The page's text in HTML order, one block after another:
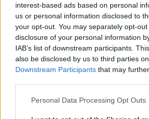
interest-based ads based on personal
us or personal information disclosed to
your opt-out. You may separately opt-
disclosure of your personal information
IAB’s list of downstream participants.
also be disclosed by us to third parties
Downstream Participants that may
Personal Data Processing Opt Outs
Park West
1134 Budapest, Szabolcs utca 15-25.
229db lakás
32 - 79m2alapterület
25.8 - 112M Ft
A jelen írás nem minősül befektetési